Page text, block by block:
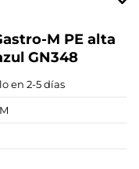
M PE alta
GN348
en 2-5 días